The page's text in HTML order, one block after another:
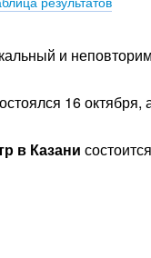
и
16 октября,
в Казани